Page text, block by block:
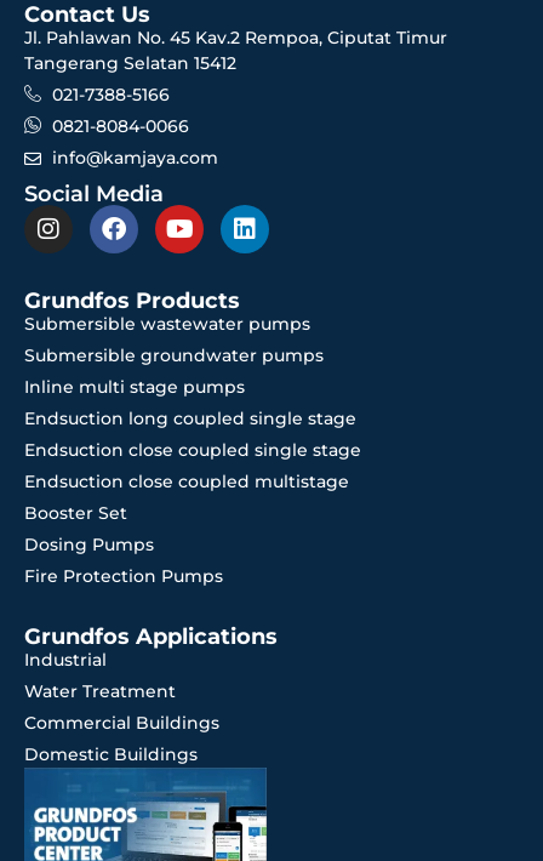
Contact Us
Jl. Pahlawan No. 45 Kav.2 Rempoa, Ciputat Timur
Tangerang Selatan 15412
021-7388-5166
0821-8084-0066
info@kamjaya.com
Social Media
Grundfos Products
Submersible wastewater pumps
Submersible groundwater pumps
Inline multi stage pumps
Endsuction long coupled single stage
Endsuction close coupled single stage
Endsuction close coupled multistage
Booster Set
Dosing Pumps
Fire Protection Pumps
Grundfos Applications
Industrial
Water Treatment
Commercial Buildings
Domestic Buildings